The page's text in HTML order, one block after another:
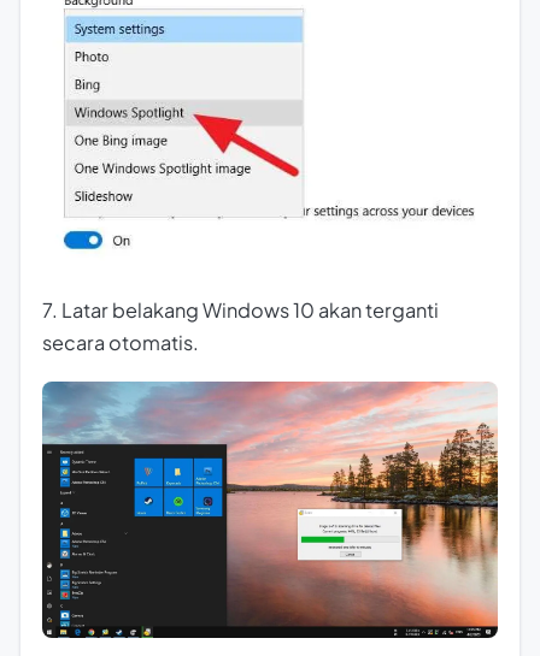
7. Latar belakang Windows 10 akan terganti
secara otomatis.